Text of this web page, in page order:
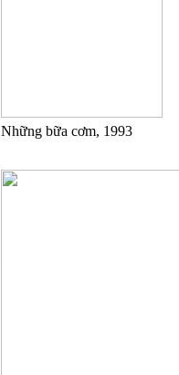
Những bữa cơm, 1993